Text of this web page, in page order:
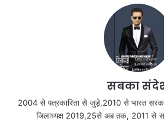
सबका
2004 से पत्रकारिता से जुड़े,2010 से भारत
जिलाध्यक्ष 2019,25से अब तक, 2011 से